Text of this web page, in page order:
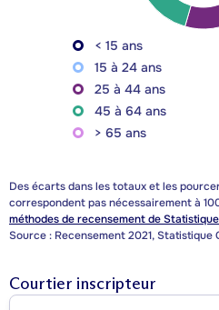
< 15 ans
15 à 24 ans
25 à 44 ans
45 à 64 ans
> 65 ans
Des écarts dans les totaux et les
correspondent pas nécessairement à
méthodes de recensement de
Source : Recensement 2021, Statistique
Courtier inscripteur